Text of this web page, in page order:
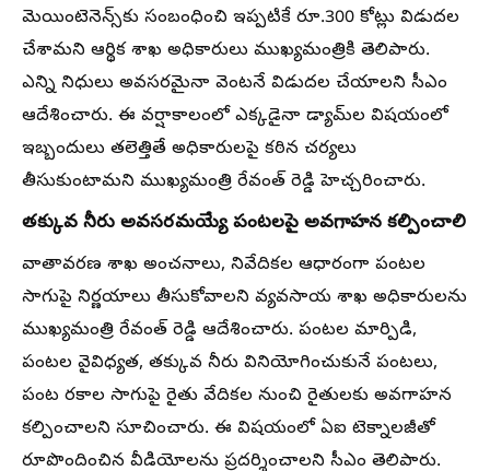
మెయింటెనెన్స్‌కు సంబంధించి ఇప్పటికే రూ.300 కోట్లు విడుదల
చేశామని ఆర్థిక శాఖ అధికారులు ముఖ్యమంత్రికి తెలిపారు.
ఎన్ని నిధులు అవసరమైనా వెంటనే విడుదల చేయాలని సీఎం
ఆదేశించారు. ఈ వర్షాకాలంలో ఎక్కడైనా డ్యామ్‌ల విషయంలో
ఇబ్బందులు తలెత్తితే అధికారులపై కఠిన చర్యలు
తీసుకుంటామని ముఖ్యమంత్రి రేవంత్ రెడ్డి హెచ్చరించారు.
తక్కువ నీరు అవసరమయ్యే పంటలపై అవగాహన కల్పించాలి
వాతావరణ శాఖ అంచనాలు, నివేదికల ఆధారంగా పంటల
సాగుపై నిర్ణయాలు తీసుకోవాలని వ్యవసాయ శాఖ అధికారులను
ముఖ్యమంత్రి రేవంత్ రెడ్డి ఆదేశించారు. పంటల మార్పిడి,
పంటల వైవిధ్యత, తక్కువ నీరు వినియోగించుకునే పంటలు,
పంట రకాల సాగుపై రైతు వేదికల నుంచి రైతులకు అవగాహన
కల్పించాలని సూచించారు. ఈ విషయంలో ఏఐ టెక్నాలజీతో
రూపొందించిన వీడియోలను ప్రదర్శించాలని సీఎం తెలిపారు.